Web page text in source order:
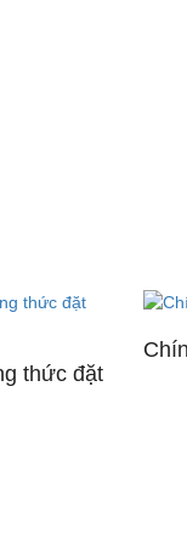
thức đặt